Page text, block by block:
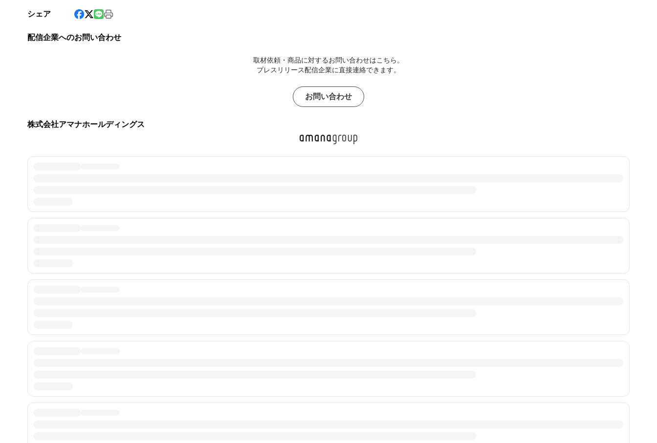
シェア
配信企業へのお問い合わせ
取材依頼・商品に対するお問い合わせはこちら。
プレスリリース配信企業に直接連絡できます。
お問い合わせ
株式会社アマナホールディングス